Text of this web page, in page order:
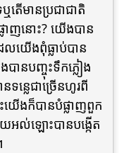
តើមានប្រជាជាតិ
ាញនោះ? យើងបាន
យើងពុំធ្លាប់បាន
ានបញ្ចុះទឹកភ្លៀង
ទន្លេជាច្រើនហូរពី
ើងក៏បានបំផ្លាញពួក
អល់ឡោះបានបង្កើត